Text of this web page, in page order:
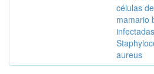
células
mamario
aureus